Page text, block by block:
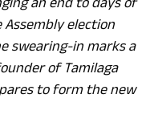
election
swearing-in marks a
of Tamilaga
to form the new